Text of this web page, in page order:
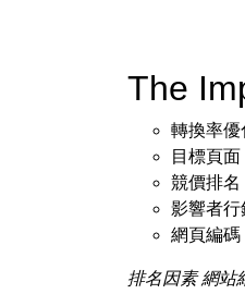
The
轉換率優
目標頁面
競價排名
影響者行
網頁編碼
排名因素 網站